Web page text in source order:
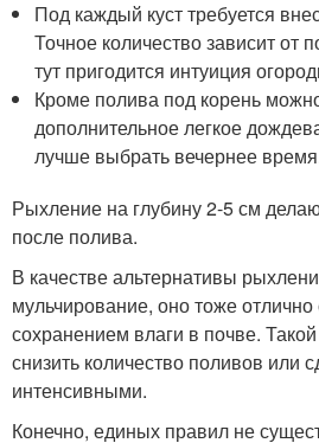
Под каждый куст требуется
Точное количество зависит от
тут пригодится интуиция
Кроме полива под корень
дополнительное легкое
лучше выбрать вечернее
Рыхление на глубину 2-5 см
после полива.
В качестве альтернативы
мульчирование, оно тоже отлично
сохранением влаги в почве.
снизить количество поливов или
интенсивными.
Конечно, единых правил не